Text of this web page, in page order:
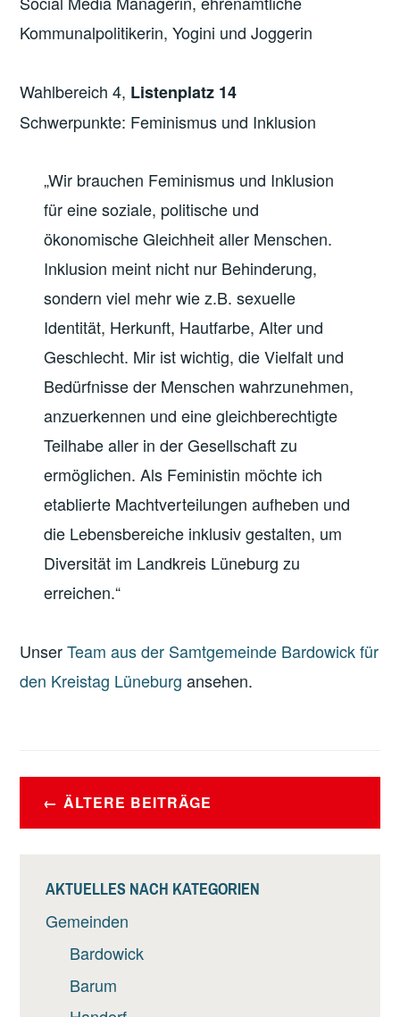
Kommunalpolitikerin, Yogini und Joggerin
Wahlbereich 4, Listenplatz 14
Schwerpunkte: Feminismus und Inklusion
„Wir brauchen Feminismus und Inklusion
für eine soziale, politische und
ökonomische Gleichheit aller Menschen.
Inklusion meint nicht nur Behinderung,
sondern viel mehr wie z.B. sexuelle
Identität, Herkunft, Hautfarbe, Alter und
Geschlecht. Mir ist wichtig, die Vielfalt und
Bedürfnisse der Menschen wahrzunehmen,
anzuerkennen und eine gleichberechtigte
Teilhabe aller in der Gesellschaft zu
ermöglichen. Als Feministin möchte ich
etablierte Machtverteilungen aufheben und
die Lebensbereiche inklusiv gestalten, um
Diversität im Landkreis Lüneburg zu
erreichen.“
UnserTeam aus der Samtgemeinde Bardowick für
den Kreistag Lüneburgansehen.
BEITRAGSNAVIGATION
ÄLTERE BEITRÄGE
AKTUELLES NACH KATEGORIEN
Gemeinden
Bardowick
Barum